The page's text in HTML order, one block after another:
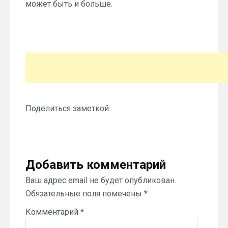
может быть и больше.
Поделиться заметкой:
Добавить комментарий
Ваш адрес email не будет опубликован.
Обязательные поля помечены *
Комментарий *